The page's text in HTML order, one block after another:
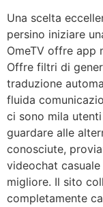
Una scelta
persino iniziare
OmeTV offre app
Offre filtri di
traduzione
fluida
ci sono mila
guardare alle
conosciute,
videochat
migliore. Il sito
completamente